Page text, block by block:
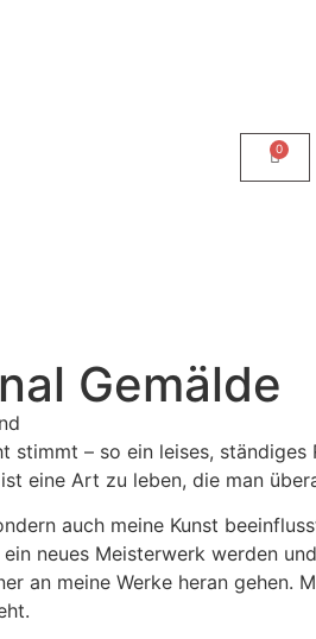
Gemälde
– so ein leises,
eine Art zu leben, die man
auch meine Kunst
neues Meisterwerk werden
an meine Werke heran